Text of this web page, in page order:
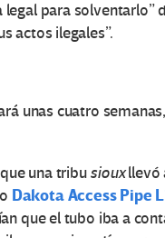
para solventarlo”
actos ilegales”.
unas cuatro
una tribusiouxllevó
Dakota Access Pipe
que el tubo iba a